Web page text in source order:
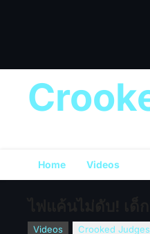
Home Videos
Videos Crooked Judges